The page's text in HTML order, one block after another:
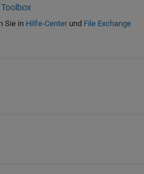
Sie in Hilfe-Centerund File Exchange